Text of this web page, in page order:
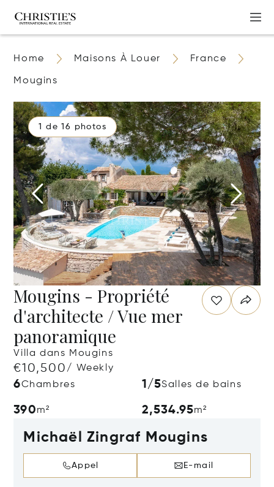
Home Maisons À Louer France
Mougins
1 de 16 photos
Mougins - Propriété
d'architecte / Vue mer
panoramique
Villa dans Mougins
€10,500/ Weekly
6Chambres 1/5Salles de bains
390m² 2,534.95m²
Michaël Zingraf Mougins
Appel E-mail